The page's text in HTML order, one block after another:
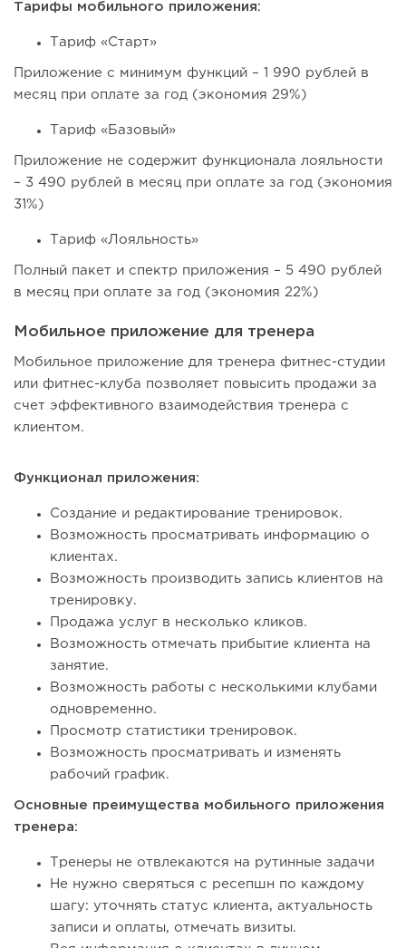
Тарифы мобильного приложения:
Тариф «Старт»
Приложение с минимум функций – 1 990 рублей в
месяц при оплате за год (экономия 29%)
Тариф «Базовый»
Приложение не содержит функционала лояльности
– 3 490 рублей в месяц при оплате за год (экономия
31%)
Тариф «Лояльность»
Полный пакет и спектр приложения – 5 490 рублей
в месяц при оплате за год (экономия 22%)
Мобильное приложение для тренера
Мобильное приложение для тренера фитнес-студии
или фитнес-клуба позволяет повысить продажи за
счет эффективного взаимодействия тренера с
клиентом.
Функционал приложения:
Создание и редактирование тренировок.
Возможность просматривать информацию о
клиентах.
Возможность производить запись клиентов на
тренировку.
Продажа услуг в несколько кликов.
Возможность отмечать прибытие клиента на
занятие.
Возможность работы с несколькими клубами
одновременно.
Просмотр статистики тренировок.
Возможность просматривать и изменять
рабочий график.
Основные преимущества мобильного приложения
тренера:
Тренеры не отвлекаются на рутинные задачи
Не нужно сверяться с ресепшн по каждому
шагу: уточнять статус клиента, актуальность
записи и оплаты, отмечать визиты.